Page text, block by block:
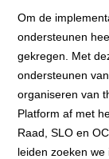
Om de
ondersteunen
gekregen. Met
ondersteunen
organiseren van
Platform af met
Raad, SLO en
leiden zoeken